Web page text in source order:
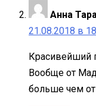
Анна
21.08.2018 в
Красивейший
Вообще от
больше чем